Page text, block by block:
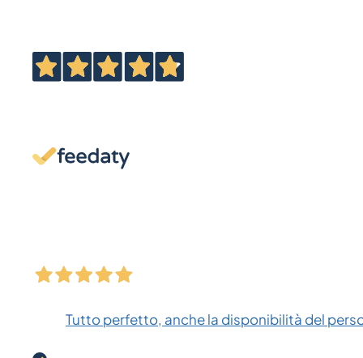
Tutto perfetto, anche la disponibilità del